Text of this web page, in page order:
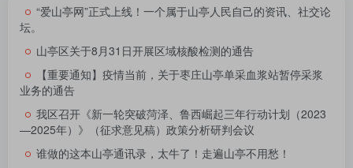
“爱山亭网”正式上线！一个属于山亭人民自己的资讯、社交论
坛。
山亭区关于8月31日开展区域核酸检测的通告
【重要通知】疫情当前，关于枣庄山亭单采血浆站暂停采浆
业务的通告
我区召开《新一轮突破菏泽、鲁西崛起三年行动计划（2023
—2025年）》（征求意见稿）政策分析研判会议
谁做的这本山亭通讯录，太牛了！走遍山亭不用愁！